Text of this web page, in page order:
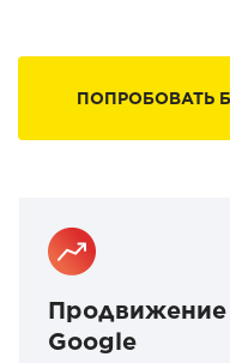
ПОПРОБОВАТЬ
Google